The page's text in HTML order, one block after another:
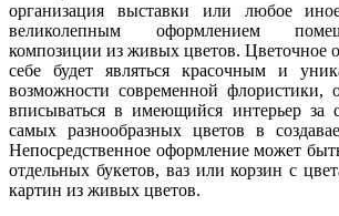
организация выставки или любое
великолепным оформлением
композиции из живых цветов. Цветочное
себе будет являться красочным и
возможности современной флористики,
вписываться в имеющийся интерьер за
самых разнообразных цветов в
Непосредственное оформление может
отдельных букетов, ваз или корзин с
картин из живых цветов.